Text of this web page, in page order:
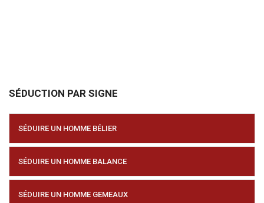
SÉDUCTION PAR SIGNE
SÉDUIRE UN HOMME BÉLIER
SÉDUIRE UN HOMME BALANCE
SÉDUIRE UN HOMME GEMEAUX